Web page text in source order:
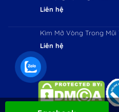
Liên hệ
Kìm Mở Vòng Trong Mũi
Liên hệ